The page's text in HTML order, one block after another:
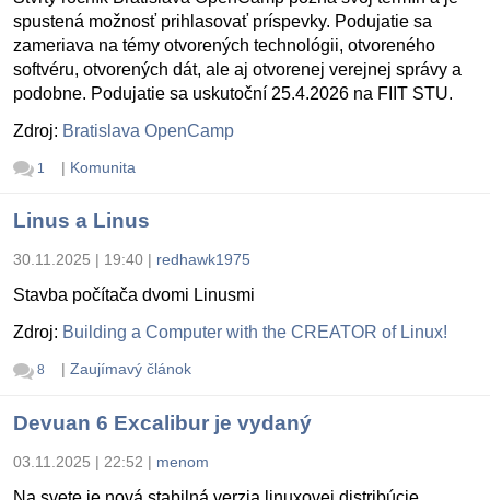
spustená možnosť prihlasovať príspevky. Podujatie sa
zameriava na témy otvorených technológii, otvoreného
softvéru, otvorených dát, ale aj otvorenej verejnej správy a
podobne. Podujatie sa uskutoční 25.4.2026 na FIIT STU.
Zdroj: Bratislava OpenCamp
1 | Komunita
Linus a Linus
30.11.2025 | 19:40 | redhawk1975
Stavba počítača dvomi Linusmi
Zdroj: Building a Computer with the CREATOR of Linux!
8 | Zaujímavý článok
Devuan 6 Excalibur je vydaný
03.11.2025 | 22:52 | menom